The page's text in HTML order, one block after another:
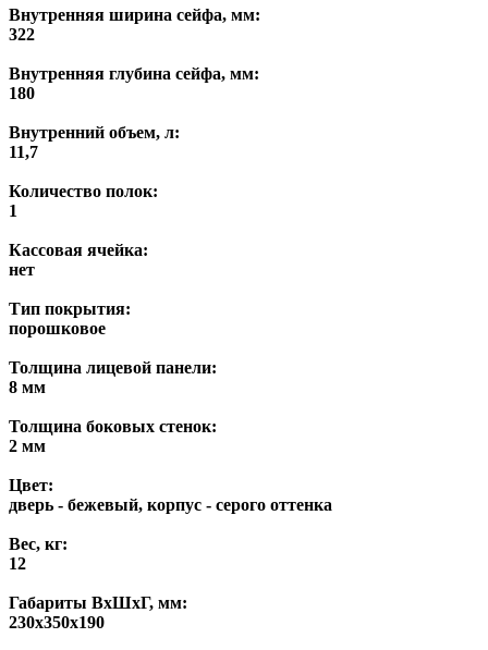
Внутренняя ширина сейфа, мм:
322
Внутренняя глубина сейфа, мм:
180
Внутренний объем, л:
11,7
Количество полок:
1
Кассовая ячейка:
нет
Тип покрытия:
порошковое
Толщина лицевой панели:
8 мм
Толщина боковых стенок:
2 мм
Цвет:
дверь - бежевый, корпус - серого оттенка
Вес, кг:
12
Габариты ВхШхГ, мм:
230х350х190